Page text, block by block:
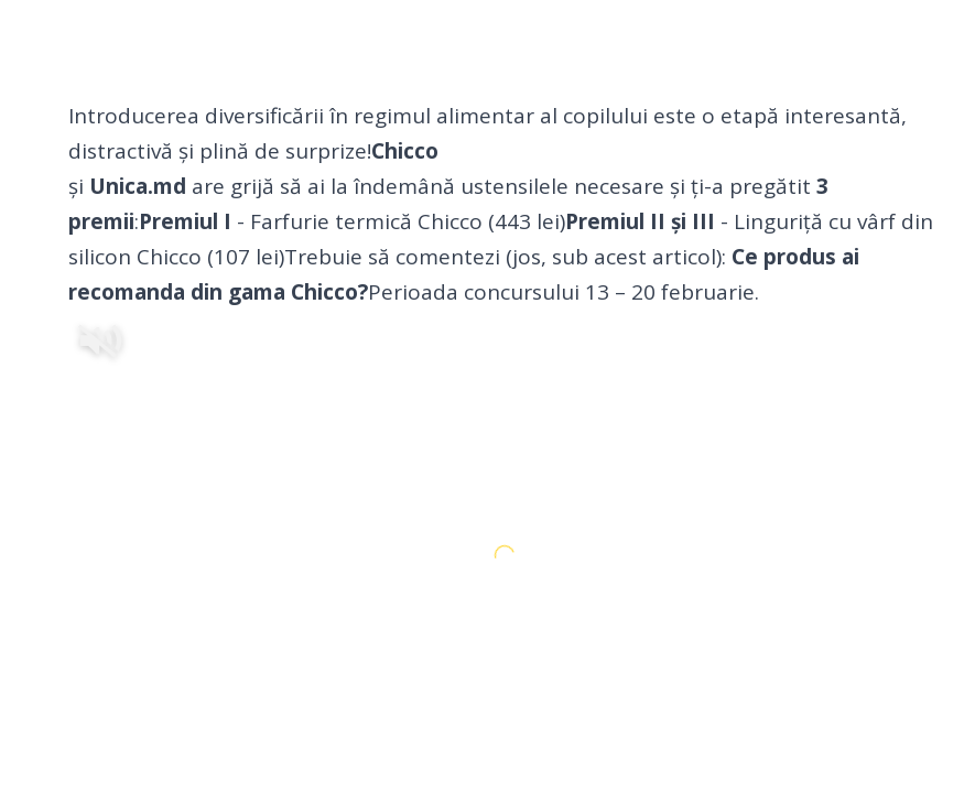
Introducerea diversificării în regimul alimentar al copilului este o etapă interesantă,
distractivă și plină de surprize!Chicco
și Unica.md are grijă să ai la îndemână ustensilele necesare și ți-a pregătit 3
premii:Premiul I - Farfurie termică Chicco (443 lei)Premiul II și III - Linguriță cu vârf din
silicon Chicco (107 lei)Trebuie să comentezi (jos, sub acest articol): Ce produs ai
recomanda din gama Chicco?Perioada concursului 13 – 20 februarie.